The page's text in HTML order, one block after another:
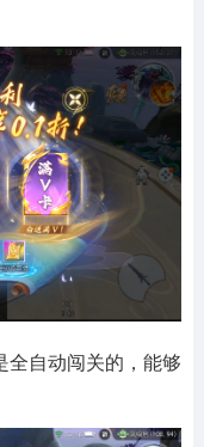
自动闯关的，能够